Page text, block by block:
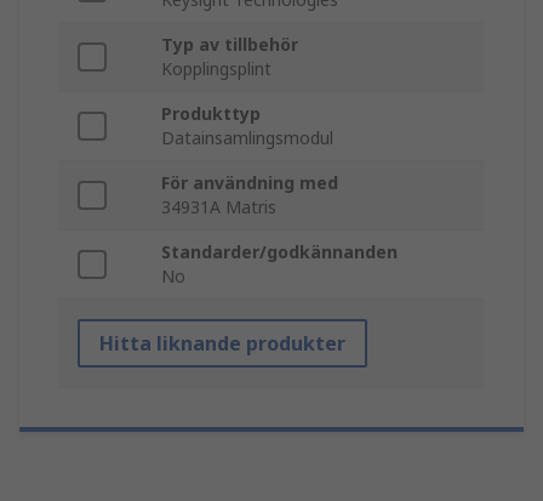
Typ av tillbehör
Kopplingsplint
Produkttyp
Datainsamlingsmodul
För användning med
34931A Matris
Standarder/godkännanden
No
Hitta liknande produkter